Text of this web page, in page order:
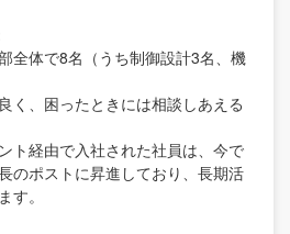
全体で8名（うち制御設計3名、機
く、困ったときには相談しあえる
ト経由で入社された社員は、今で
のポストに昇進しており、長期活
す。